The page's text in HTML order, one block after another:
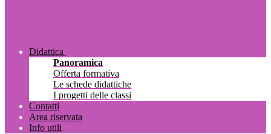
Didattica
Panoramica
Offerta formativa
Le schede didattiche
I progetti delle classi
Contatti
Area riservata
Info utili